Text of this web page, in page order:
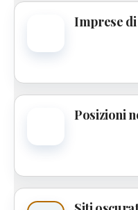
Imprese
Posizioni